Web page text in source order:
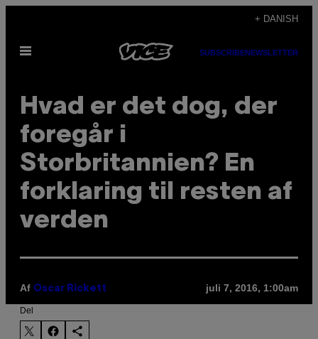
indhold
+ DANISH
Åbn
SUBSCRIBENEWSLETTER
Hvad er det dog, der
foregår i
Storbritannien? En
forklaring til resten af
verden
Af Oscar Rickett juli 7, 2016, 1:00am
Del